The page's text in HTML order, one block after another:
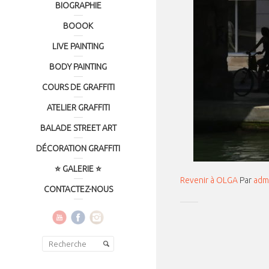
BIOGRAPHIE
BOOOK
LIVE PAINTING
BODY PAINTING
COURS DE GRAFFITI
ATELIER GRAFFITI
BALADE STREET ART
DÉCORATION GRAFFITI
⭐ GALERIE ⭐
CONTACTEZ-NOUS
Revenir à OLGA Par